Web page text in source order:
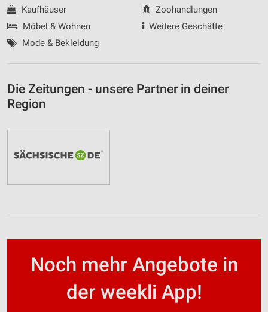
Kaufhäuser
Möbel & Wohnen
Mode & Bekleidung
Zoohandlungen
Weitere Geschäfte
Die Zeitungen - unsere Partner in deiner
Region
Noch mehr Angebote in
der weekli App!